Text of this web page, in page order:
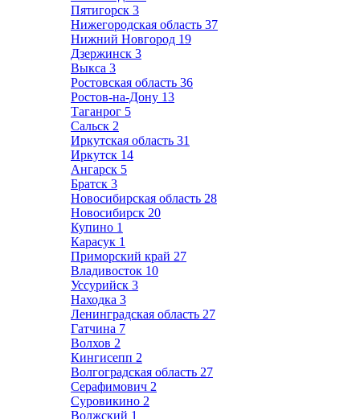
Пятигорск 3
Нижегородская область 37
Нижний Новгород 19
Дзержинск 3
Выкса 3
Ростовская область 36
Ростов-на-Дону 13
Таганрог 5
Сальск 2
Иркутская область 31
Иркутск 14
Ангарск 5
Братск 3
Новосибирская область 28
Новосибирск 20
Купино 1
Карасук 1
Приморский край 27
Владивосток 10
Уссурийск 3
Находка 3
Ленинградская область 27
Гатчина 7
Волхов 2
Кингисепп 2
Волгоградская область 27
Серафимович 2
Суровикино 2
Волжский 1